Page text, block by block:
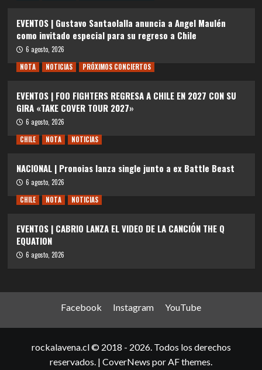
EVENTOS | Gustavo Santaolalla anuncia a Angel Maulén
como invitado especial para su regreso a Chile
6 agosto, 2026
NOTA
NOTICIAS PRÓXIMOS CONCIERTOS
EVENTOS | FOO FIGHTERS REGRESA A CHILE EN 2027 CON SU
GIRA «TAKE COVER TOUR 2027»
6 agosto, 2026
CHILE
NOTA NOTICIAS
NACIONAL | Pronoias lanza single junto a ex Battle Beast
6 agosto, 2026
CHILE
NOTA NOTICIAS
EVENTOS | CABRIO LANZA EL VIDEO DE LA CANCIÓN THE Q
EQUATION
6 agosto, 2026
Facebook Instagram YouTube
rockalavena.cl © 2018 - 2026. Todos los derechos
reservados. | CoverNews por AF themes.